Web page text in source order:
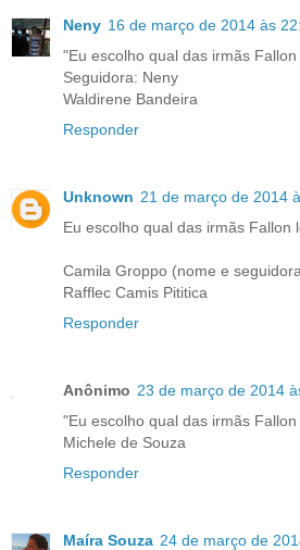
Neny 16 de março de 2014 às
"Eu escolho qual das irmãs
Seguidora: Neny
Waldirene Bandeira
Responder
Unknown 21 de março de 2014
Eu escolho qual das irmãs Fallon
Camila Groppo (nome e
Rafflec Camis Pititica
Responder
Anônimo 23 de março de 2014
"Eu escolho qual das irmãs
Michele de Souza
Responder
Maíra Souza 24 de março de